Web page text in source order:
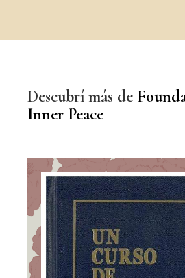
Descubrí más de
Inner Peace